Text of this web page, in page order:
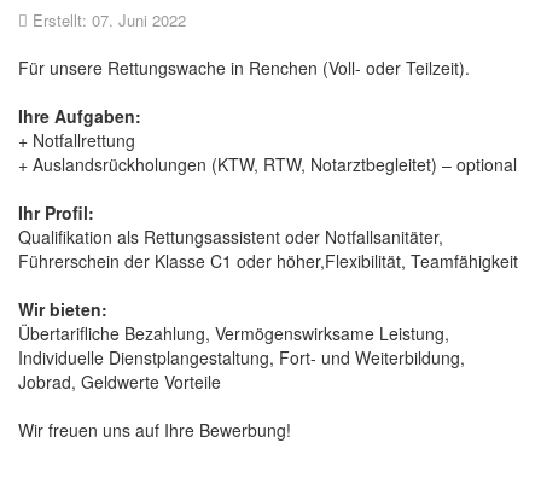
Erstellt: 07. Juni 2022
Für unsere Rettungswache in Renchen (Voll- oder Teilzeit).
Ihre Aufgaben:
+ Notfallrettung
+ Auslandsrückholungen (KTW, RTW, Notarztbegleitet) – optional
Ihr Profil:
Qualifikation als Rettungsassistent oder Notfallsanitäter,
Führerschein der Klasse C1 oder höher,Flexibilität, Teamfähigkeit
Wir bieten:
Übertarifliche Bezahlung, Vermögenswirksame Leistung,
Individuelle Dienstplangestaltung, Fort- und Weiterbildung,
Jobrad, Geldwerte Vorteile
Wir freuen uns auf Ihre Bewerbung!